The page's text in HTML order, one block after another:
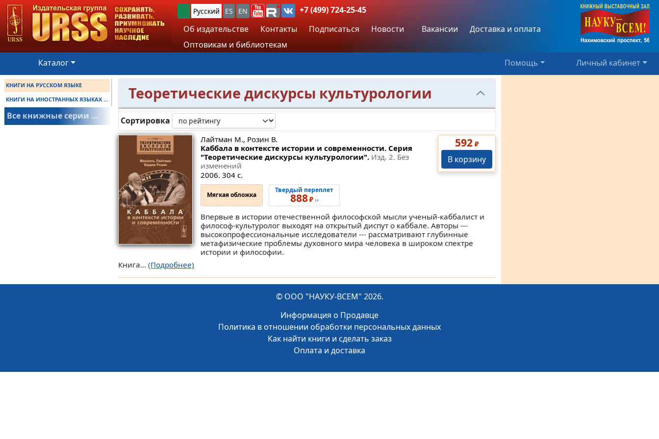
Русский ES EN
+7 (499) 724-25-45
Об издательстве
Контакты Подписаться Новости Вакансии
Доставка и оплата
Оптовикам и библиотекам
Каталог
Помощь Личный кабинет
КНИГИ НА РУССКОМ ЯЗЫКЕ
КНИГИ НА ИНОСТРАННЫХ ЯЗЫКАХ ...
Все книжные серии ...
Теоретические дискурсы культурологии
Сортировка
592 ₽
В корзину
Лайтман М., Розин В.
Каббала в контексте истории и современности. Серия
"Теоретические дискурсы культурологии". Изд. 2. Без
изменений
2006. 304 с.
Мягкая обложка
Твердый переплет
888₽››
Впервые в истории отечественной философской мысли ученый-каббалист и
философ-культуролог выходят на открытый диспут о каббале. Авторы ---
высокопрофессиональные исследователи --- рассматривают глубинные
метафизические проблемы духовного мира человека в широком спектре
истории и философии.
Книга... (Подробнее)
© ООО "НАУКУ-ВСЕМ" 2026.
Информация о Продавце
Политика в отношении обработки персональных данных
Как найти книги и сделать заказ
Оплата и доставка